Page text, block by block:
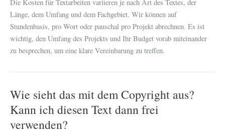
Die Kosten für Textarbeiten variieren je nach Art des Textes, der
Länge, dem Umfang und dem Fachgebiet. Wir können auf
Stundenbasis, pro Wort oder pauschal pro Projekt abrechnen. Es ist
wichtig, den Umfang des Projekts und Ihr Budget vorab miteinander
zu besprechen, um eine klare Vereinbarung zu treffen.
Wie sieht das mit dem Copyright aus?
Kann ich diesen Text dann frei
verwenden?